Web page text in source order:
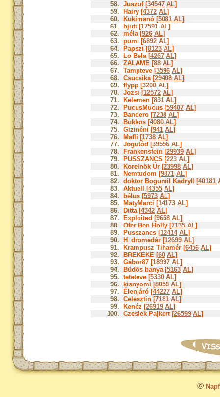
58. Juszuf [34547 AL]
59.
Hairy [4372 AL]
60.
Kukimanó [5081 AL]
61.
bjuti [17591 AL]
62. méla [926 AL]
63. pumi [6892 AL]
64.
Papszi [8123 AL]
65.
Lo Bela [4267 AL]
66. ZALAME [88 AL]
67. Tampteve [3596 AL]
68. Csucsika [29408 AL]
69. flypp [3200 AL]
70. Jozsi [12572 AL]
71.
Kelemen [831 AL]
72.
PucusMucus [59407 AL]
73.
Bandero [7238 AL]
74.
Bukkos [4080 AL]
75. Gizinéni [941 AL]
76.
Mafli [1738 AL]
77. Jogutód [39556 AL]
78.
Frankenstein [29939 AL]
79.
PUSSZANCS [223 AL]
80.
Korelnök Úr [23998 AL]
81.
Nemtudom [9871 AL]
82. doktor Bogumil Kadryll [40181
83. Aktuell [4355 AL]
84.
bélus [5973 AL]
85.
MatyMarci [14173 AL]
86.
Ditta [4342 AL]
87.
Exploited [9658 AL]
88. Ofer Ben Holly [7135 AL]
89.
Pusszancs [12414 AL]
90.
H_dromedár [12699 AL]
91.
Krampusz Tihamér [6456 AL]
92.
BREKEKE [60 AL]
93. Gábor87 [18997 AL]
94.
Büdös banya [5163 AL]
95. teteteve [5330 AL]
96.
kisnyomi [8058 AL]
97.
Élenjáró [44227 AL]
98. Celesztin [7181 AL]
99.
Kenéz [26919 AL]
100. Czesiek Pajkert [26599 AL]
©